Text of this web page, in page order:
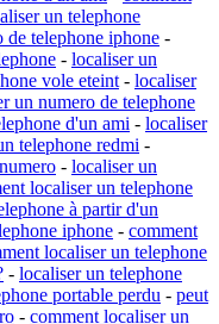
un telephone
de telephone iphone -
- localiser un
vole eteint - localiser
un numero de telephone
d'un ami - localiser
telephone redmi -
- localiser un
localiser un telephone
à partir d'un
iphone - comment
localiser un telephone
- localiser un telephone
portable perdu - peut
- comment localiser un